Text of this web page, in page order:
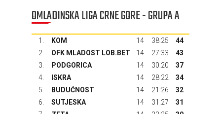
OMLADINSKA LIGA CRNE GORE - GRUPA A
1. KOM 14 38:25
44
2.
OFK MLADOST LOB.BET 14 27:33
43
3.
PODGORICA 14 30:20
37
4.
ISKRA 14 28:22
34
5.
BUDUĆNOST 14 21:26
32
6.
SUTJESKA 14 31:27
31